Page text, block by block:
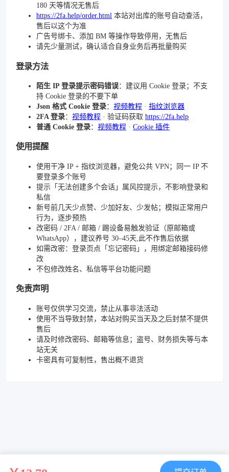
180 天等情况无售后
https://2fa.help/order.html 本站对出库的账号自动查活，
售后以这个为准
广告号绑卡、添加 BM 等操作导致停用，无售后
请先少量测试，确认适合自身业务后再批量购买
登录方法
陌生 IP 登录提示密码错误：建议用 Cookie 登录；不支
持 Cookie 登录的不要下单
Json 格式 Cookie 登录： 视频教程 · 指纹浏览器
2FA 登录： 视频教程 · 验证码获取 https://2fa.help
普通 Cookie 登录： 视频教程 · Cookie 插件
使用提醒
使用干净 IP + 指纹浏览器，避免公共 VPN；同一 IP 不
要登录多个账号
提示「无法创建多个会话」属风控提示，不影响登录和
私信
新号前几天少点赞、少加好友、少发帖；模拟正常用户
行为，逐步预热
改密码 / 2FA / 邮箱 / 踢设备易触发验证（原邮箱或
WhatsApp），建议养号 30–45天,此不作售后依据
如需改密：登录页点「忘记密码」，用绑定邮箱接码修
改
不包修改姓名、私信等平台功能问题
免责声明
账号仅供学习交流，禁止从事非法活动
使用不当导致封禁，本站对购买当天及之后封禁不提供
售后
请及时修改密码、邮箱等信息；盗号、财务损失等与本
站无关
卡密具有可复制性，售出概不退货